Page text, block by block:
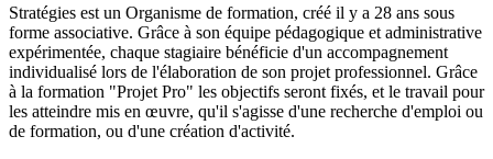
Stratégies est un Organisme de formation, créé il y a 28 ans sous
forme associative. Grâce à son équipe pédagogique et administrative
expérimentée, chaque stagiaire bénéficie d'un accompagnement
individualisé lors de l'élaboration de son projet professionnel. Grâce
à la formation "Projet Pro" les objectifs seront fixés, et le travail pour
les atteindre mis en œuvre, qu'il s'agisse d'une recherche d'emploi ou
de formation, ou d'une création d'activité.